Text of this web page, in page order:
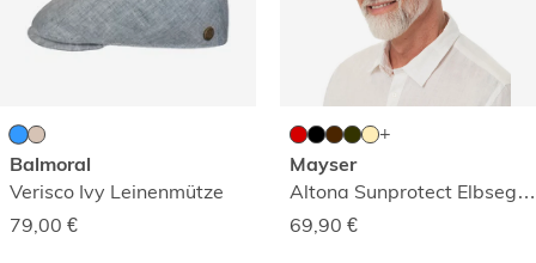
Balmoral
Verisco Ivy Leinenmütze
79,00 €
Mayser
Altona Sunprotect Elbseglermütze
69,90 €